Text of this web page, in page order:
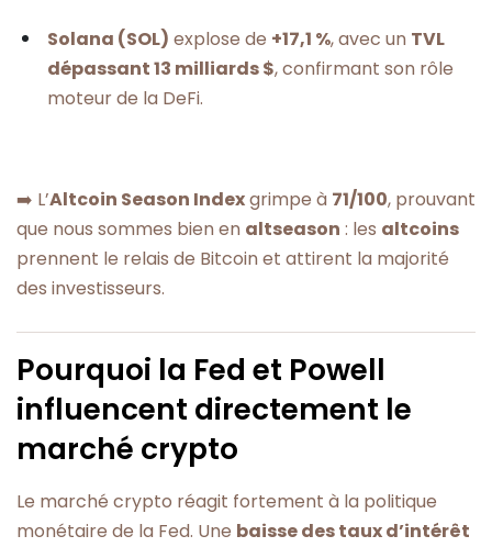
Solana (SOL) explose de +17,1 %, avec un TVL
dépassant 13 milliards $, confirmant son rôle
moteur de la DeFi.
➡️ L’Altcoin Season Indexgrimpe à 71/100, prouvant
que nous sommes bien en altseason : les altcoins
prennent le relais de Bitcoin et attirent la majorité
des investisseurs.
Pourquoi la Fed et Powell
influencent directement le
marché crypto
Le marché crypto réagit fortement à la politique
monétaire de la Fed. Une baisse des taux d’intérêt